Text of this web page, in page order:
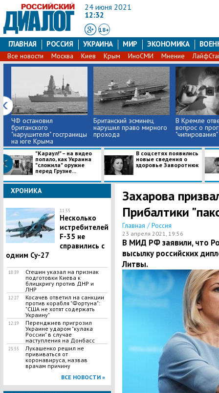
24 июня 2021
12:32
18+
ГЛАВНАЯ РОССИЯ УКРАИНА МИР ЭКОНОМИКА
Все новости Москва Киев Крым ИноСМИ Мнение
ЧФ остановил
британского
"нарушителя" госграницы
на юге Крыма
Британский эсминец
нарушил право мирного
прохода
В Кремле
вопрос о
"Караул!" – на видео
попало, как Украина
"сложила" оружие
перед Грузие...
В соцсетях появились
новые сведения о
здоровье Заворотнюк
ХРОНИКА
11:55
Несколько
истребителей
F-35 не
справились с
одним Су-27
18:39
Стешин указал на признак
подготовки Киева к
блицкригу против ДНР и
ЛНР
12:27
​Косачев ответил на санкции
против корабля "Фортуна":
"США не хотят содержать
Украину"
12:19
Перенджиев пригрозил
Украине ударом "кулака
России" в случае
наступления на Донбасс
23:55
Лукашенко решил не
прививаться от
коронавируса, назвав
врачам причину
ВСЕ НОВОСТИ »
Захарова
Прибалтики
Главная / Россия
23 апреля 2021, 19:56
В МИД РФ заявили, что
высылку российских
Литвы.